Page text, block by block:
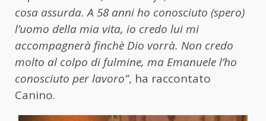
cosa assurda. A 58 anni ho conosciuto (spero)
l’uomo della mia vita, io credo lui mi
accompagnerà finchè Dio vorrà. Non credo
molto al colpo di fulmine, ma Emanuele l’ho
conosciuto per lavoro”, ha raccontato
Canino.